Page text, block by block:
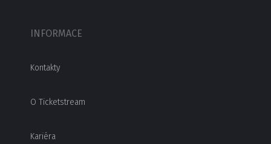
INFORMACE
Kontakty
O Ticketstream
Kariéra